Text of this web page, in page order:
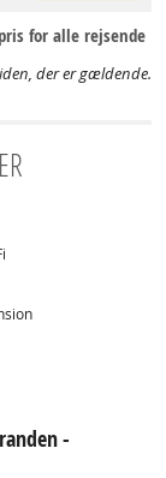
for alle rejsende
der er gældende.
-